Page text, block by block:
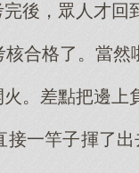
後，眾人才回
合格了。當然
。差點把邊上
一竿子揮了